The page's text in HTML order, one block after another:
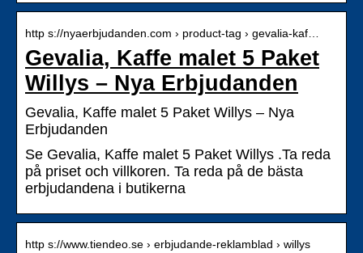
http s://nyaerbjudanden.com › product-tag › gevalia-kaf…
Gevalia, Kaffe malet 5 Paket
Willys – Nya Erbjudanden
Gevalia, Kaffe malet 5 Paket Willys – Nya
Erbjudanden
Se Gevalia, Kaffe malet 5 Paket Willys .Ta reda
på priset och villkoren. Ta reda på de bästa
erbjudandena i butikerna
http s://www.tiendeo.se › erbjudande-reklamblad › willys